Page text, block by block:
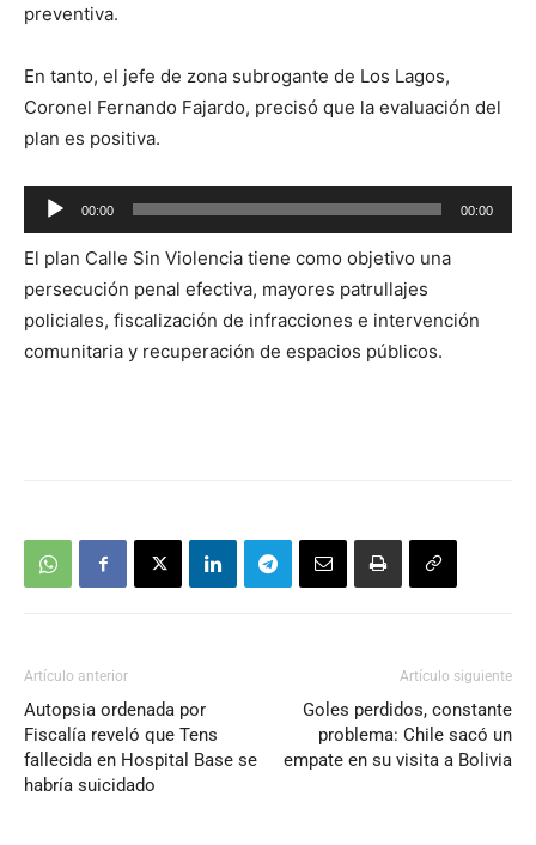
preventiva.
En tanto, el jefe de zona subrogante de Los Lagos,
Coronel Fernando Fajardo, precisó que la evaluación del
plan es positiva.
Reproductor
de
audio
00:00 00:00
El plan Calle Sin Violencia tiene como objetivo una
persecución penal efectiva, mayores patrullajes
policiales, fiscalización de infracciones e intervención
comunitaria y recuperación de espacios públicos.
Artículo anterior
Autopsia ordenada por
Fiscalía reveló que Tens
fallecida en Hospital Base se
habría suicidado
Artículo siguiente
Goles perdidos, constante
problema: Chile sacó un
empate en su visita a Bolivia